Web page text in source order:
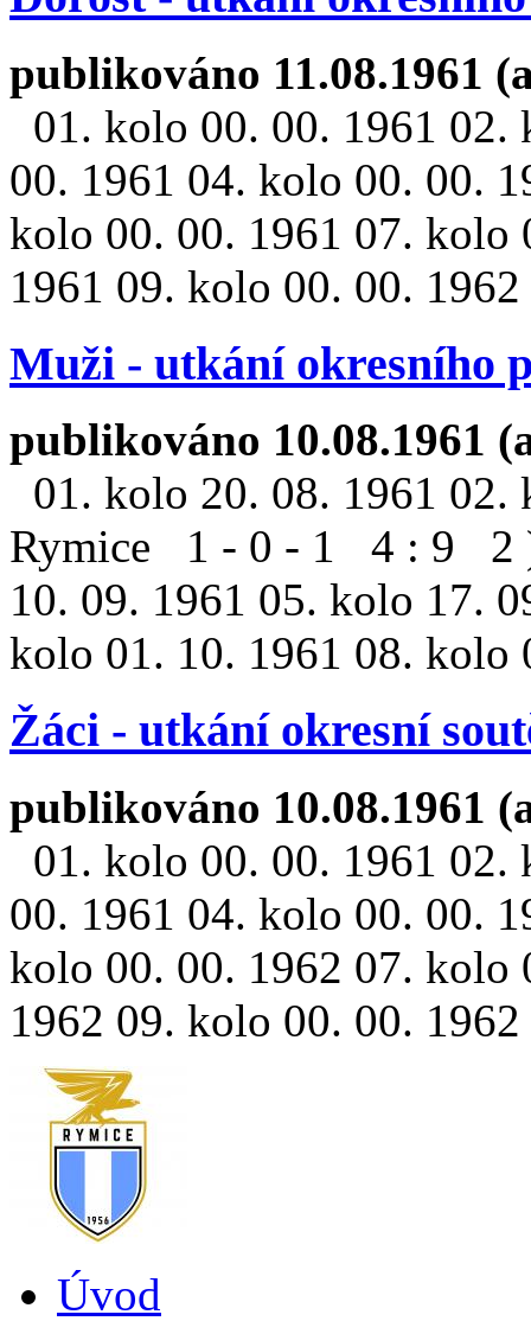
publikováno 11.08.1961
01. kolo 00. 00. 1961
00. 1961 04. kolo 00. 00.
kolo 00. 00. 1961 07. kolo
1961 09. kolo 00. 00.
Muži - utkání okresního
publikováno 10.08.1961
01. kolo 20. 08. 1961
Rymice 1 - 0 - 1 4 : 9 2 )
10. 09. 1961 05. kolo 17.
kolo 01. 10. 1961 08. kolo
Žáci - utkání okresní
publikováno 10.08.1961
01. kolo 00. 00. 1961
00. 1961 04. kolo 00. 00.
kolo 00. 00. 1962 07. kolo
1962 09. kolo 00. 00.
Úvod